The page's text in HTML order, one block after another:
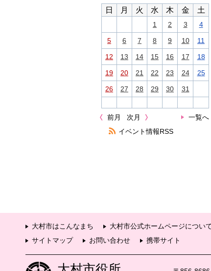
日 月 火 水 木 金 土
1 2 3 4
5 6 7 8 9 10 11
12 13 14 15 16 17 18
19 20 21 22 23 24 25
26 27 28 29 30 31
前月 一覧へ
次月
イベント情報RSS
大村市はこんなまち 大村市公式ホームページについ
サイトマップ
お問い合わせ 携帯サイト